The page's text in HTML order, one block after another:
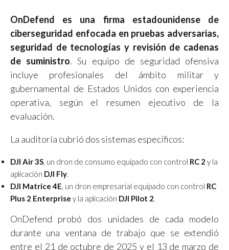
OnDefend es una firma estadounidense de
ciberseguridad enfocada en pruebas adversarias,
seguridad de tecnologías y revisión de cadenas
de suministro. Su equipo de seguridad ofensiva
incluye profesionales del ámbito militar y
gubernamental de Estados Unidos con experiencia
operativa, según el resumen ejecutivo de la
evaluación.
La auditoría cubrió dos sistemas específicos:
DJI Air 3S, un dron de consumo equipado con control RC 2 y la
aplicación DJI Fly.
DJI Matrice 4E, un dron empresarial equipado con control RC
Plus 2 Enterprise y la aplicación DJI Pilot 2.
OnDefend probó dos unidades de cada modelo
durante una ventana de trabajo que se extendió
entre el 21 de octubre de 2025 y el 13 de marzo de